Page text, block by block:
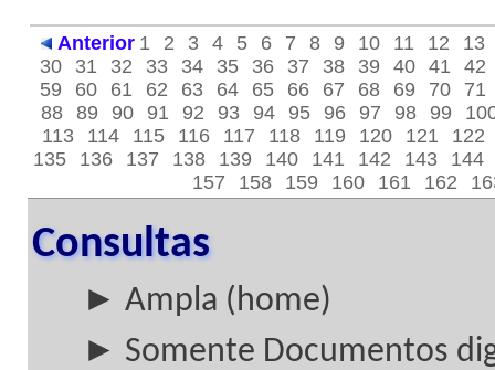
Anterior 1 2 3 4 5 6 7 8 9 10 11 12
13
30
31 32 33 34 35 36 37 38 39 40 41
42
59
60 61 62 63 64 65 66 67 68 69 70
71
88 89 90 91 92 93 94 95 96 97 98 99
113
114 115 116 117 118 119 120 121
122
135
136 137 138 139 140 141 142 143
144
157
158 159 160 161 162
Consultas
► Ampla (home)
► Somente Documentos